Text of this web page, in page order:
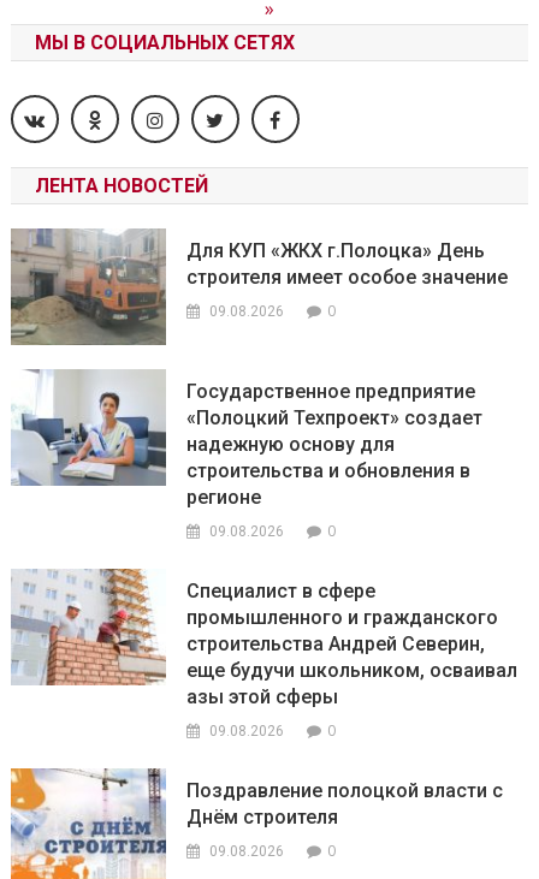
»
МЫ В СОЦИАЛЬНЫХ СЕТЯХ
ЛЕНТА НОВОСТЕЙ
Для КУП «ЖКХ г.Полоцка» День
строителя имеет особое значение
09.08.2026 0
Государственное предприятие
«Полоцкий Техпроект» создает
надежную основу для
строительства и обновления в
регионе
09.08.2026 0
Специалист в сфере
промышленного и гражданского
строительства Андрей Северин,
еще будучи школьником, осваивал
азы этой сферы
09.08.2026 0
Поздравление полоцкой власти с
Днём строителя
09.08.2026 0